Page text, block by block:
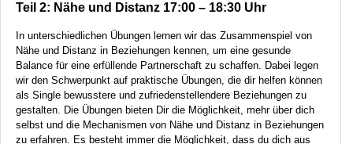
Teil 2: Nähe und Distanz 17:00 – 18:30 Uhr
In unterschiedlichen Übungen lernen wir das Zusammenspiel von
Nähe und Distanz in Beziehungen kennen, um eine gesunde
Balance für eine erfüllende Partnerschaft zu schaffen. Dabei legen
wir den Schwerpunkt auf praktische Übungen, die dir helfen können
als Single bewusstere und zufriedenstellendere Beziehungen zu
gestalten. Die Übungen bieten Dir die Möglichkeit, mehr über dich
selbst und die Mechanismen von Nähe und Distanz in Beziehungen
zu erfahren. Es besteht immer die Möglichkeit, dass du dich aus